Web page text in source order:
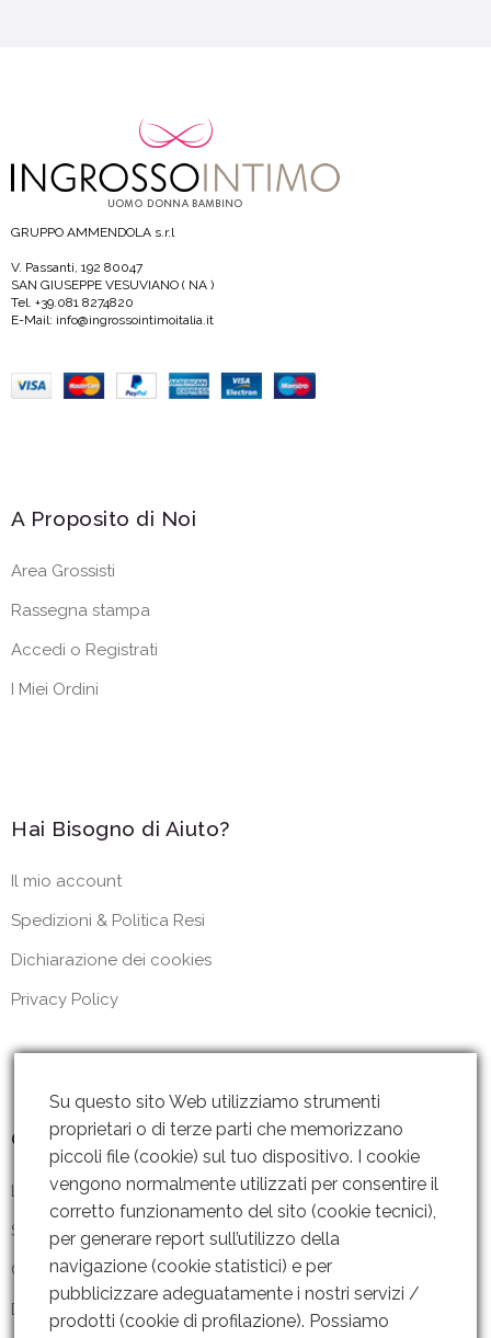
GRUPPO AMMENDOLA s.r.l
V. Passanti, 192 80047
SAN GIUSEPPE VESUVIANO ( NA )
Tel. +39.081 8274820
E-Mail: info@ingrossointimoitalia.it
A Proposito di Noi
Area Grossisti
Rassegna stampa
Accedi o Registrati
I Miei Ordini
Hai Bisogno di Aiuto?
Il mio account
Spedizioni & Politica Resi
Dichiarazione dei cookies
Privacy Policy
Contattaci
Lun – Ven: 8 – 18.30
Sabato: Chiuso
Contattaci
Dove siamo
Su questo sito Web utilizziamo strumenti
proprietari o di terze parti che memorizzano
piccoli file (cookie) sul tuo dispositivo. I cookie
vengono normalmente utilizzati per consentire il
corretto funzionamento del sito (cookie tecnici),
per generare report sull’utilizzo della
navigazione (cookie statistici) e per
pubblicizzare adeguatamente i nostri servizi /
prodotti (cookie di profilazione). Possiamo